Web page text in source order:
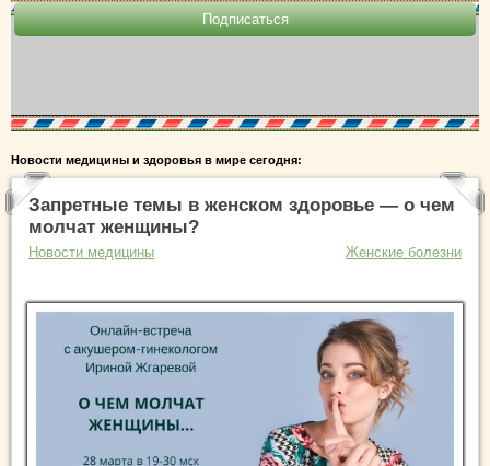
Новости медицины и здоровья в мире сегодня:
Запретные темы в женском здоровье — о чем
молчат женщины?
Новости медицины Женские болезни